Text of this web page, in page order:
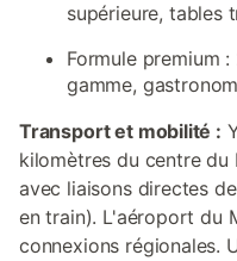
supérieure, tables
Formule premium
gamme,
Transport et mobilité :
kilomètres du centre du
avec liaisons directes
en train). L'aéroport du
connexions régionales.